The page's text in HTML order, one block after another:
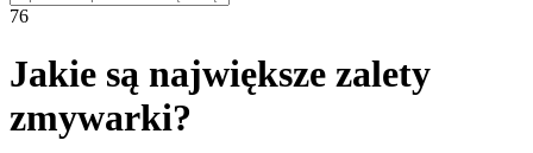
76
Jakie są największe zalety
zmywarki?